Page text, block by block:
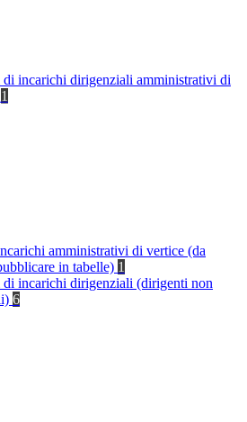
incarichi dirigenziali amministrativi di
1
amministrativi di vertice (da
in tabelle) 1
incarichi dirigenziali (dirigenti non
6